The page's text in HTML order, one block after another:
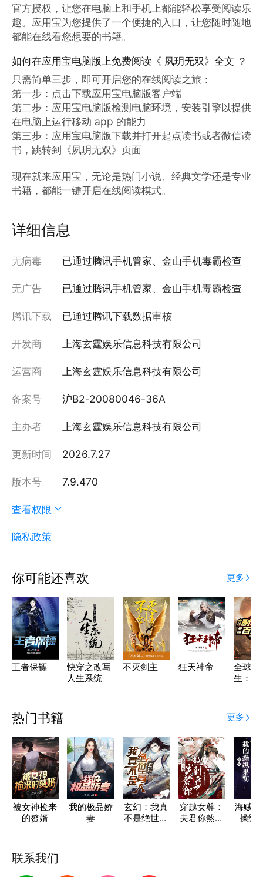
官方授权，让您在电脑上和手机上都能轻松享受阅读乐
趣。应用宝为您提供了一个便捷的入口，让您随时随地
都能在线看您想要的书籍。
如何在应用宝电脑版上免费阅读《 夙玥无双》全文 ？
只需简单三步，即可开启您的在线阅读之旅：
第一步：点击下载应用宝电脑版客户端
第二步：应用宝电脑版检测电脑环境，安装引擎以提供
在电脑上运行移动 app 的能力
第三步：应用宝电脑版下载并打开起点读书或者微信读
书，跳转到《夙玥无双》页面
现在就来应用宝，无论是热门小说、经典文学还是专业
书籍，都能一键开启在线阅读模式。
详细信息
无病毒 已通过腾讯手机管家、金山手机毒霸检查
无广告 已通过腾讯手机管家、金山手机毒霸检查
腾讯下载 已通过腾讯下载数据审核
开发商 上海玄霆娱乐信息科技有限公司
运营商 上海玄霆娱乐信息科技有限公司
备案号 沪B2-20080046-36A
主办者 上海玄霆娱乐信息科技有限公司
更新时间 2026.7.27
版本号 7.9.470
查看权限
隐私政策
你可能还喜欢 更多
王者保镖
快穿之改写
人生系统
不灭剑主 狂天神帝
全球副
生：开
热门书籍 更多
被女神捡来
的赘婿
我的极品娇
妻
玄幻：我真
不是绝世高
穿越女尊：
夫君你煞到
海贼
操纵
联系我们